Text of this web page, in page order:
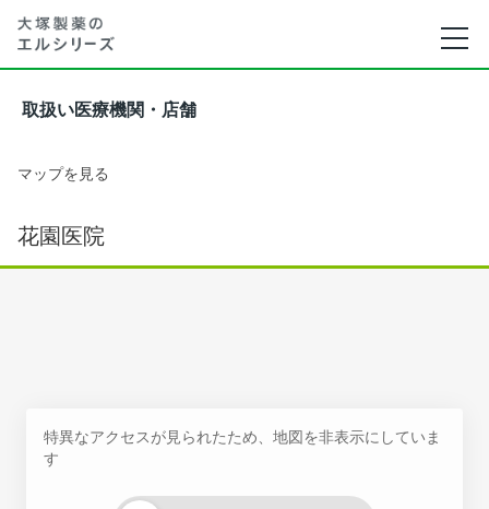
取扱い医療機関・店舗
マップを見る
花園医院
特異なアクセスが見られたため、地図を非表示にしていま
す